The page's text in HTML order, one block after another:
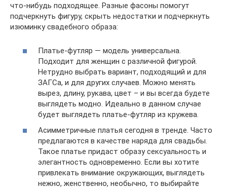
что-нибудь подходящее. Разные фасоны помогут
подчеркнуть фигуру, скрыть недостатки и подчеркнуть
изюминку свадебного образа:
Платье-футляр — модель универсальна.
Подходит для женщин с различной фигурой.
Нетрудно выбрать вариант, подходящий и для
ЗАГСа, и для других случаев. Можно менять
вырез, длину, рукава, цвет – и вы всегда будете
выглядеть модно. Идеально в данном случае
будет выглядеть платье-футляр из кружева.
Асимметричные платья сегодня в тренде. Часто
предлагаются в качестве наряда для свадьбы.
Такое платье придаст образу сексуальность и
элегантность одновременно. Если вы хотите
привлекать внимание окружающих, выглядеть
нежно, женственно, необычно, то выбирайте